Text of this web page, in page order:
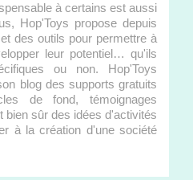
à certains est aussi
Hop'Toys propose depuis
des outils pour permettre à
leur potentiel… qu'ils
ou non. Hop'Toys
blog des supports gratuits
de fond, témoignages
bien sûr des idées d'activités
à la création d'une société